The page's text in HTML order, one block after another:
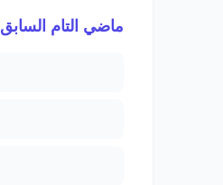
ماضي التام السابق